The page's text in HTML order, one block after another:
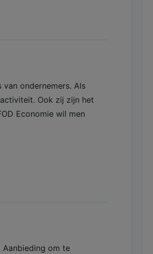
ondernemers. Als
Ook zij zijn het
Economie wil men
om te